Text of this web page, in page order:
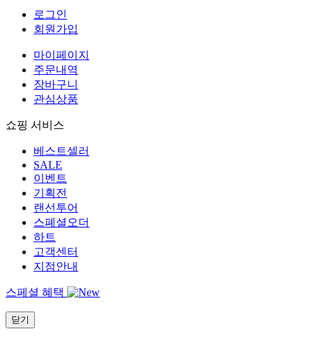
로그인
회원가입
마이페이지
주문내역
장바구니
관심상품
쇼핑 서비스
베스트셀러
SALE
이벤트
기획전
랜선투어
스폐셜오더
하트
고객센터
지점안내
스페셜 혜택
닫기